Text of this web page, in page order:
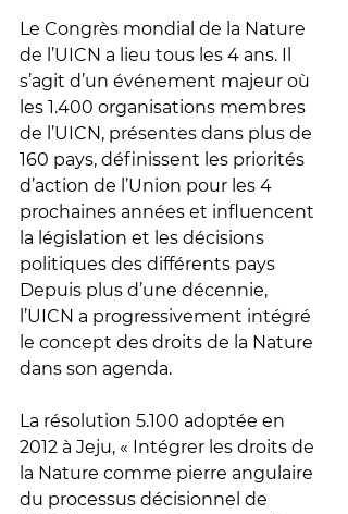
Le Congrès mondial de la Nature
de l’UICN a lieu tous les 4 ans. Il
s’agit d’un événement majeur où
les 1.400 organisations membres
de l’UICN, présentes dans plus de
160 pays, définissent les priorités
d’action de l’Union pour les 4
prochaines années et influencent
la législation et les décisions
politiques des différents pays
Depuis plus d’une décennie,
l’UICN a progressivement intégré
le concept des droits de la Nature
dans son agenda.
La résolution 5.100 adoptée en
2012 à Jeju, « Intégrer les droits de
la Nature comme pierre angulaire
du processus décisionnel de